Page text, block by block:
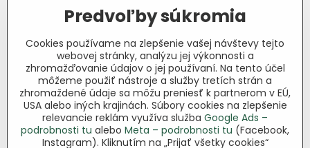
Facebook Pinterest Instagram Blog
Všetko o nákupe
Ďakujeme za podporu
Sme slovenský e-shop bez dotácií​.
Fungujeme len vďaka vám – ľuďom, ktorí
veria v poctivú prácu a lásku k pôde​. Každý
Predvoľby súkromia
Cookies používame na zlepšenie vašej návštevy tejto
webovej stránky, analýzu jej výkonnosti a
zhromažďovanie údajov o jej používaní. Na tento účel
môžeme použiť nástroje a služby tretích strán a
zhromaždené údaje sa môžu preniesť k partnerom v EÚ,
USA alebo iných krajinách. Súbory cookies na zlepšenie
relevancie reklám využíva služba Google Ads –
podrobnosti tu alebo Meta – podrobnosti tu (Facebook,
Instagram). Kliknutím na „Prijať všetky cookies“